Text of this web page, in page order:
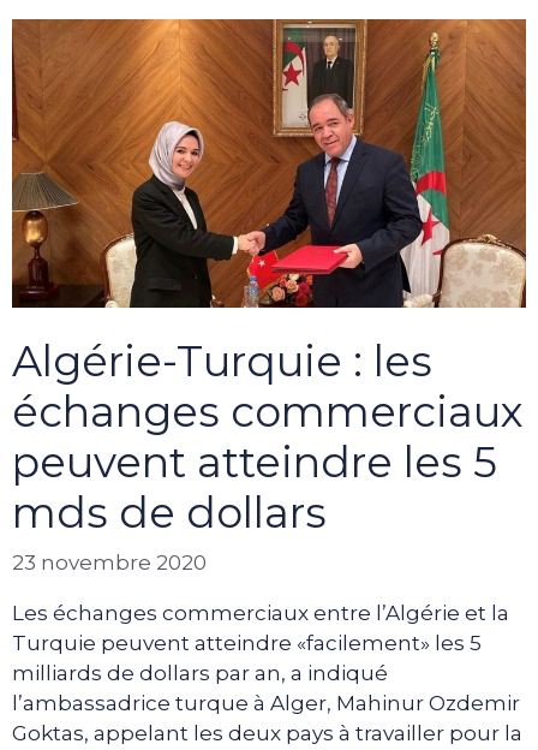
Algérie-Turquie : les
échanges commerciaux
peuvent atteindre les 5
mds de dollars
23 novembre 2020
Les échanges commerciaux entre l’Algérie et la
Turquie peuvent atteindre «facilement» les 5
milliards de dollars par an, a indiqué
l’ambassadrice turque à Alger, Mahinur Ozdemir
Goktas, appelant les deux pays à travailler pour la